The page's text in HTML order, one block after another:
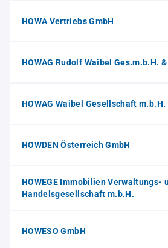
HOWA Vertriebs GmbH
HOWAG Rudolf Waibel Ges.m.b.H. &
HOWAG Waibel Gesellschaft m.b.H.
HOWDEN Österreich GmbH
HOWEGE Immobilien Verwaltungs-
Handelsgesellschaft m.b.H.
HOWESO GmbH